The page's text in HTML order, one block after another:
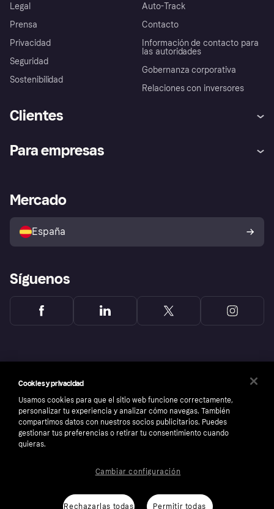
Legal
Prensa
Privacidad
Seguridad
Sostenibilidad
Auto-Track
Contacto
Información de contacto para
las autoridades
Gobernanza corporativa
Relaciones con inversores
Clientes
Inicio de sesión
Directorio de tiendas
Política de protección al
comprador de Klarna
Reclamaciones
Para empresas
Acceso empresas
Mercado
España
Síguenos
Copyright © 2005-2026 Klarna Bank AB (publ). Sede central: Stockholm, Sweden. Todos
los derechos reservados. Klarna Bank AB (publ). Sveavägen 46, 111 34 Stockholm.
Aviso Sobre Cookies Klarna.com
Cookies y privacidad
Usamos cookies para que el sitio web funcione correctamente,
personalizar tu experiencia y analizar cómo navegas. También
compartimos datos con nuestros socios publicitarios. Puedes
gestionar tus preferencias o retirar tu consentimiento cuando
quieras.
Rechazarlas todas Permitir todas
Cambiar configuración